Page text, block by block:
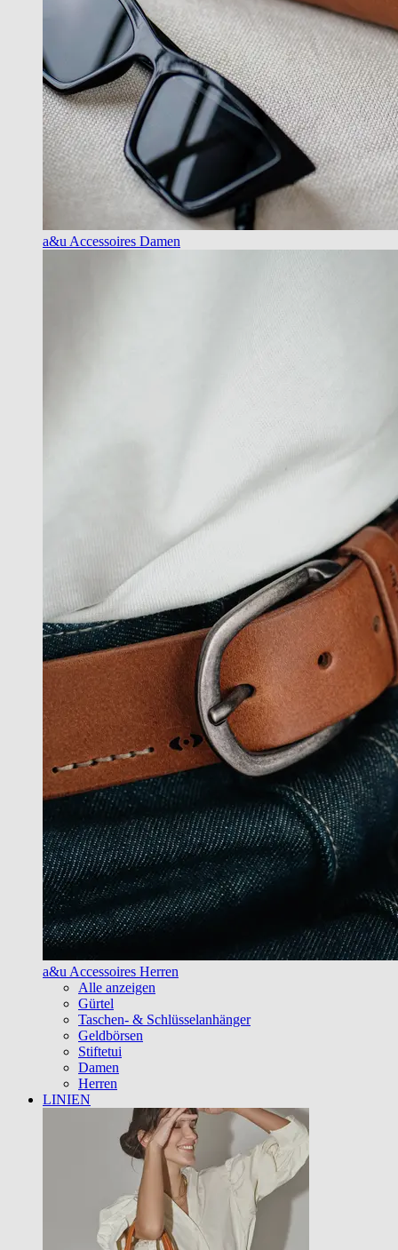
a&u Accessoires Damen
a&u Accessoires Herren
Alle anzeigen
Gürtel
Taschen- & Schlüsselanhänger
Geldbörsen
Stiftetui
Damen
Herren
LINIEN